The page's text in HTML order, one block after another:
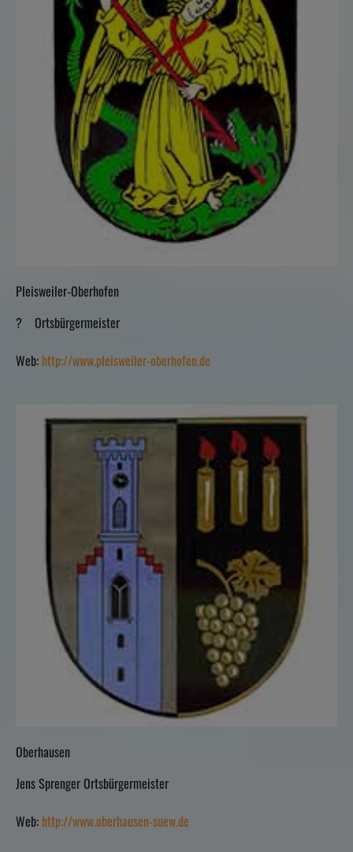
Pleisweiler-Oberhofen
? Ortsbürgermeister
Web: http://www.pleisweiler-oberhofen.de
Oberhausen
Jens Sprenger Ortsbürgermeister
Web: http://www.oberhausen-suew.de